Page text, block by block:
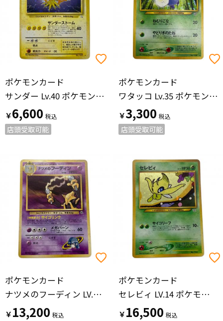
ポケモンカード
サンダー Lv.40 ポケモンカード No.145 旧裏面
￥6,600
店頭受取可能
ポケモンカード
ワタッコ Lv.35 ポケモンカード No.189 旧裏面
￥3,300
店頭受取可能
ポケモンカード
ナツメのフーディン LV.44 ポケモンカード 旧裏面
￥13,200
ポケモンカード
セレビィ LV.14 ポケモンカード 旧裏面
￥16,500